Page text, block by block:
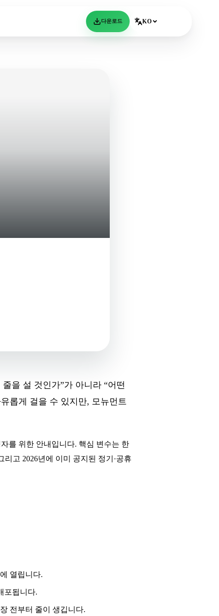
다운로드 KO
을 설 것인가”가 아니라 “어떤
롭게 걸을 수 있지만, 모뉴먼트
를 위한 안내입니다. 핵심 변수는 한
고 2026년에 이미 공지된 정기·공휴
열립니다.
포됩니다.
전부터 줄이 생깁니다.